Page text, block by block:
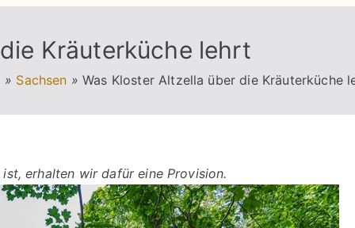
Kräuterküche lehrt
» Sachsen » Was Kloster Altzella über die Kräuterküche
erhalten wir dafür eine Provision.